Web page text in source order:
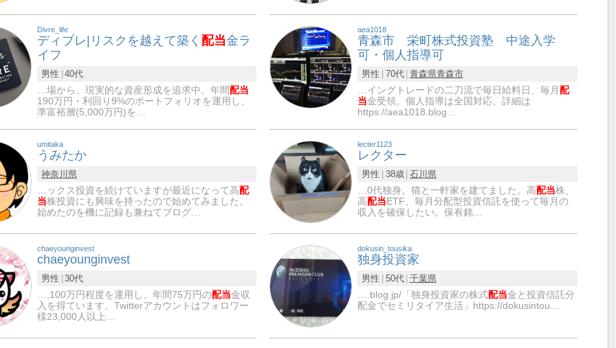
Divre_life
ディブレ|リスクを越えて築く 配当金ラ
イフ
男性
40代
…場から、現実的な資産形成を追求中。年間 配当
190万円・利回り9%のポートフォリオを運用し、
準富裕層(5,000万円)を…
aea1018
青森市 栄町株式投資塾 中途入学
可・個人指導可
男性 70代 青森県青森市
…イングトレードの二刀流で毎日給料日、毎月 配
当金受領。個人指導は全国対応。詳細は
https://aea1018.blog…
umitaka
うみたか
神奈川県
…ックス投資を続けていますが最近になって高配
当株投資にも興味を持ったので始めてみました。
始めたのを機に記録も兼ねてブログ…
lecter1123
レクター
男性 38歳 石川県
…0代独身。猫と一軒家を建てました。高配当株、
高配当ETF、毎月分配型投資信託を使って毎月の
収入を確保したい。保有銘…
chaeyounginvest
chaeyounginvest
男性
30代
…,100万円程度を運用し、年間75万円の配当金収
入を得ています。Twitterアカウントはフォロワー
様23,000人以上…
dokusin_tousika
独身投資家
男性 50代 千葉県
….blog.jp/「独身投資家の株式配当金と投資信託分
配金でセミリタイア生活」https://dokusintou…